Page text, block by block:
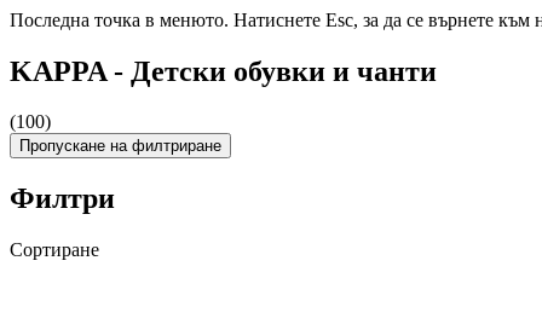
Последна точка в менюто. Натиснете Esc, за да се върнете към
KAPPA - Детски обувки и чанти
(100)
Пропускане на филтриране
Филтри
Сортиране